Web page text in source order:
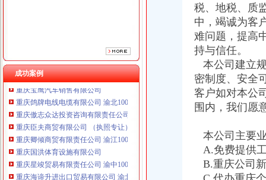
成功案例
重庆鸽牌电线电缆有限公司 渝北10010万 (进出口权)
重庆傲志众达投资咨询有限责任公司 渝九1000万 （增资）
重庆臣夫商贸有限公司 （执照专让）
重庆卿倾商贸有限责任公司 渝江100万 （工商注册）
重庆国洪体育设施有限公司
重庆星竣贸易有限责任公司 渝中100万 （进出口权）
重庆海谛升进出口贸易有限公司 渝北100万 （进出口权）
税、地税、质
中，竭诚为客
难问题，提高
持与信任。
本公司建立
密制度、安全
客户如对本公
围内，我们愿
本公司主要
A.免费提供
B.重庆公司